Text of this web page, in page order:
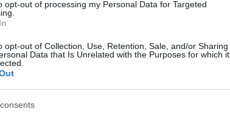
opt-out of processing my Personal Data for Targeted
opt-out of Collection, Use, Retention, Sale, and/or Sharing
Data that Is Unrelated with the Purposes for which it
nella sezione